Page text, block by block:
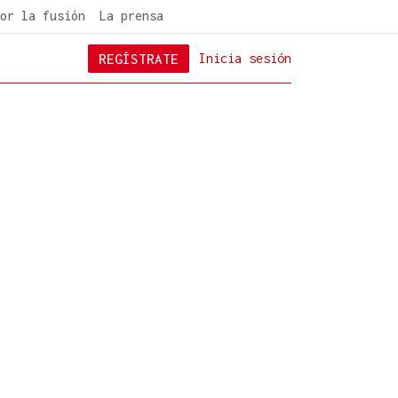
la fusión La prensa
Inicia sesión
REGÍSTRATE